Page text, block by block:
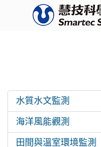
水質水文監測
海洋風能觀測
田間與溫室環境監測